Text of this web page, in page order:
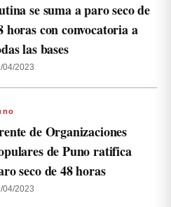
se suma a paro seco de
horas con convocatoria a
las bases
04/2023
de Organizaciones
de Puno ratifica
seco de 48 horas
04/2023